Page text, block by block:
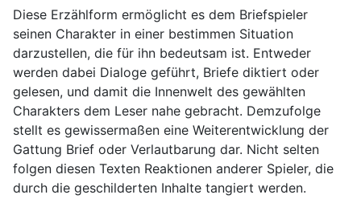
Diese Erzählform ermöglicht es dem Briefspieler
seinen Charakter in einer bestimmen Situation
darzustellen, die für ihn bedeutsam ist. Entweder
werden dabei Dialoge geführt, Briefe diktiert oder
gelesen, und damit die Innenwelt des gewählten
Charakters dem Leser nahe gebracht. Demzufolge
stellt es gewissermaßen eine Weiterentwicklung der
Gattung Brief oder Verlautbarung dar. Nicht selten
folgen diesen Texten Reaktionen anderer Spieler, die
durch die geschilderten Inhalte tangiert werden.